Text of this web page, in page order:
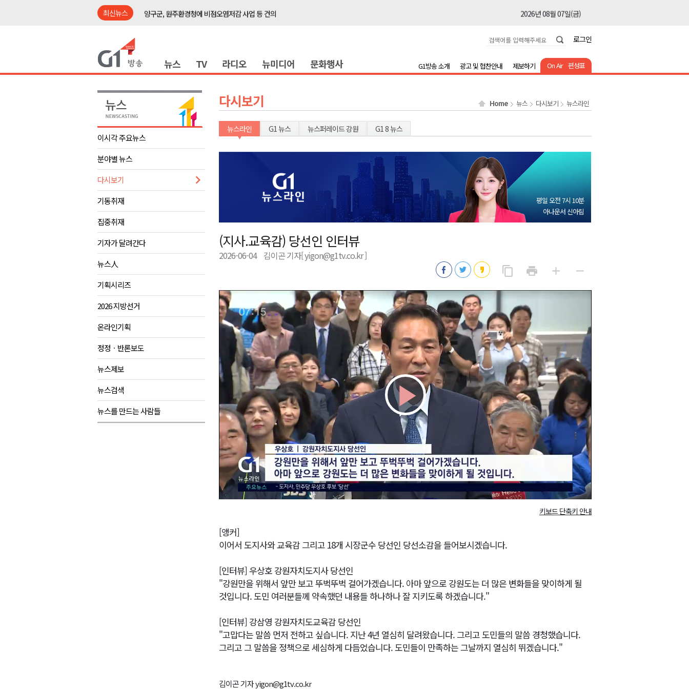
최신뉴스
양구군, 원주환경청에 비점오염저감 사업 등 건의
2026년 08월 07일(금)
2026년 08월 07일(금)
원주시, 하반기 중소기업육성자금 지원 접수
2026년 08월 07일(금)
태백시, 28~29일 제5회 황부자 며느리 축제
오늘 극한폭염 계속..낮 최고 ‘영상 38도’
2026년 08월 07일(금)
썩고, 무르고..농산물 피해 속출
2026년 08월 07일(금)
양구군, 원주환경청에 비점오염저감 사업 등 건의
2026년 08월 07일(금)
<강원랜드> 관광객이 인구 3배..싱가포르 복합리조트
2026년 08월 07일(금)
<강원랜드> 마카오 카지노 "복합리조트로 진화 중"
2026년 08월 07일(금)
강원도립대학교, 하반기 평생교육원 수강생 모집
태백시, 28~29일 제5회 황부자 며느리 축제
오늘 극한폭염 계속..낮 최고 ‘영상 38도’
2026년 08월 07일(금)
썩고, 무르고..농산물 피해 속출
2026년 08월 07일(금)
로그인
뉴스 TV 라디오 뉴미디어 문화행사 On Air 편성표
G1방송 소개 광고 및 협찬안내 제보하기
이시각 주요뉴스
분야별 뉴스
다시보기
기동취재
집중취재
기자가 달려간다
뉴스人
기획시리즈
2026 지방선거
온라인기획
정정ㆍ반론보도
뉴스제보
뉴스검색
뉴스를 만드는 사람들
다시보기 Home 뉴스 다시보기 뉴스라인
뉴스라인 G1 뉴스 뉴스퍼레이드 강원 G1 8 뉴스
평일 오전 7시 10분
아나운서 신아림
(지사.교육감) 당선인 인터뷰
2026-06-04 김이곤 기자[ yigon@g1tv.co.kr ]
content_copy
사
print add
게
remove
게
Play
Video
키보드 단축키 안내
[앵커]
이어서 도지사와 교육감 그리고 18개 시장군수 당선인 당선소감을 들어보시겠습니다.
[인터뷰] 우상호 강원자치도지사 당선인
"강원만을 위해서 앞만 보고 뚜벅뚜벅 걸어가겠습니다. 아마 앞으로 강원도는 더 많은 변화들을 맞이하게 될
것입니다. 도민 여러분들께 약속했던 내용들 하나하나 잘 지키도록 하겠습니다."
[인터뷰] 강삼영 강원자치도교육감 당선인
"고맙다는 말씀 먼저 전하고 싶습니다. 지난 4년 열심히 달려왔습니다. 그리고 도민들의 말씀 경청했습니다.
그리고 그 말씀을 정책으로 세심하게 다듬었습니다. 도민들이 만족하는 그날까지 열심히 뛰겠습니다."
김이곤 기자 yigon@g1tv.co.kr